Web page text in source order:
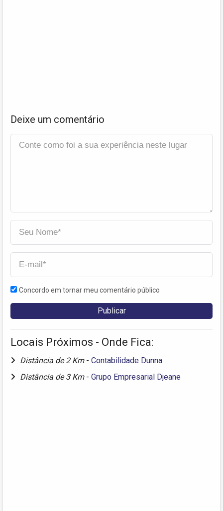
Deixe um comentário
Concordo em tornar meu comentário público
Locais Próximos - Onde Fica:
Distância de 2 Km - Contabilidade Dunna
Distância de 3 Km - Grupo Empresarial Djeane